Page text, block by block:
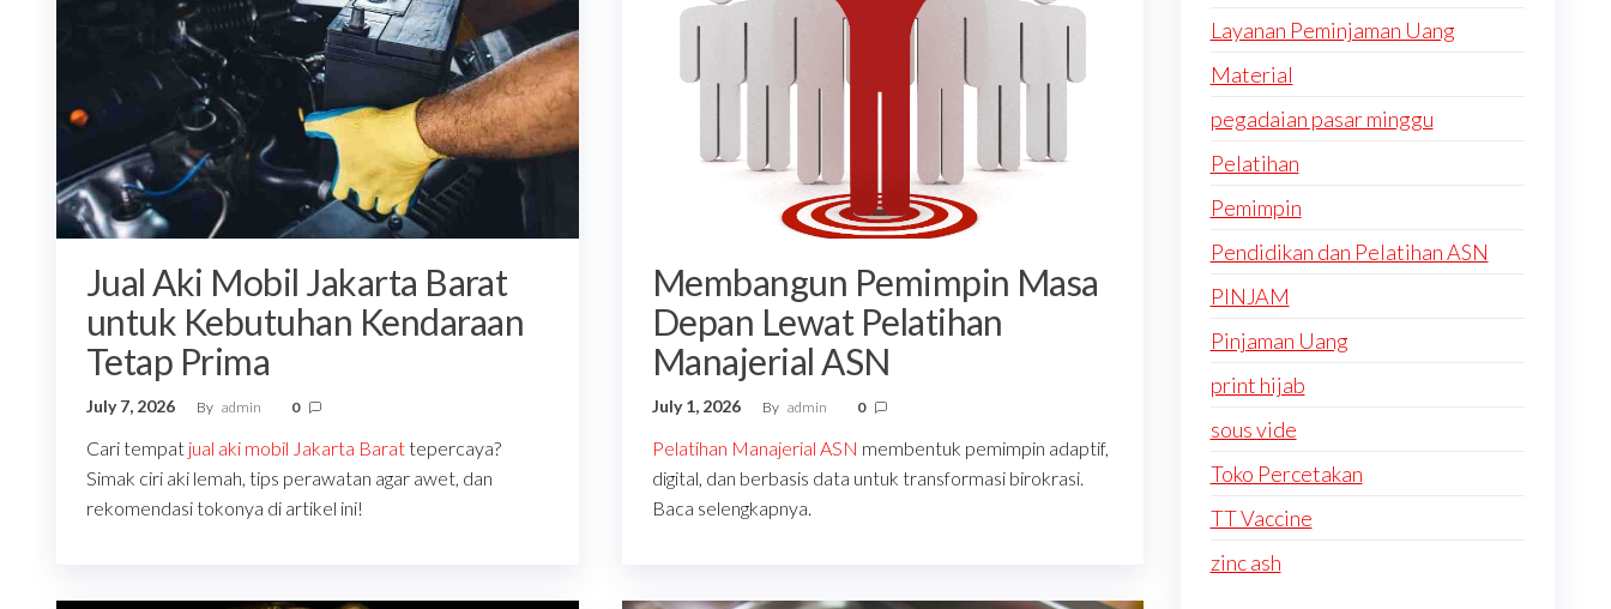
Jual Aki Mobil Jakarta Barat
untuk Kebutuhan Kendaraan
Tetap Prima
July 7, 2026 By admin 0
Cari tempat jual aki mobil Jakarta Barattepercaya?
Simak ciri aki lemah, tips perawatan agar awet, dan
rekomendasi tokonya di artikel ini!
Membangun Pemimpin Masa
Depan Lewat Pelatihan
Manajerial ASN
July 1, 2026 By admin 0
Pelatihan Manajerial ASN membentuk pemimpin adaptif,
digital, dan berbasis data untuk transformasi birokrasi.
Baca selengkapnya.
Layanan Peminjaman Uang
Material
pegadaian pasar minggu
Pelatihan
Pemimpin
Pendidikan dan Pelatihan ASN
PINJAM
Pinjaman Uang
print hijab
sous vide
Toko Percetakan
TT Vaccine
zinc ash